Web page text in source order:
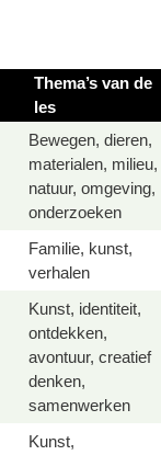
Thema’s van de
les
Bewegen, dieren,
materialen, milieu,
natuur, omgeving,
onderzoeken
Familie, kunst,
verhalen
Kunst, identiteit,
ontdekken,
avontuur, creatief
denken,
samenwerken
Kunst,